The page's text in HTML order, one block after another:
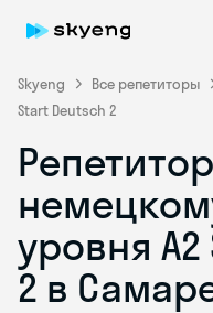
Skyeng Все репетиторы
Start Deutsch 2
уровня
2 в Skyeng Chat